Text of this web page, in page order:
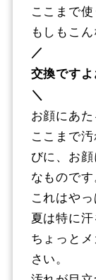
ここまで
もしもこ
／
交換です
＼
お顔にあた
ここまで
びに、お
なものです
これはや
夏は特に
ちょっと
さい。